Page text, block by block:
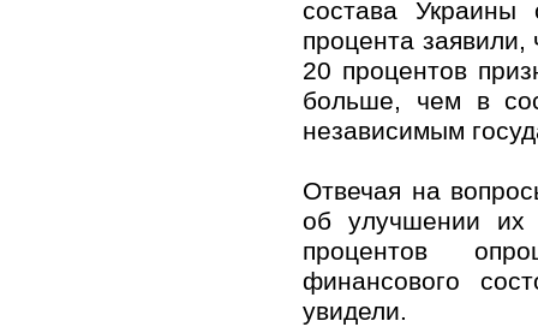
состава
процента
20 процентов
больше, чем в
независимым
Отвечая на
об улучшении их
процентов
финансового
увидели.